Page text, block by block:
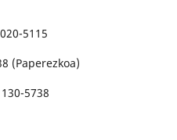
5115
(Paperezkoa)
5738